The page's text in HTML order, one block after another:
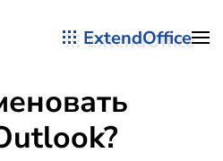
ExtendOffice